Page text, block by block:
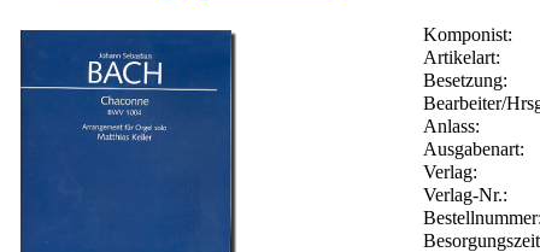
Komponist:
Artikelart:
Besetzung:
Bearbeiter/
Anlass:
Ausgabenart:
Verlag:
Verlag-Nr.: